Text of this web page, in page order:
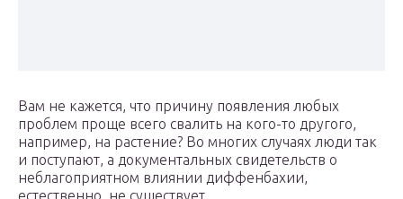
Вам не кажется, что причину появления любых
проблем проще всего свалить на кого-то другого,
например, на растение? Во многих случаях люди так
и поступают, а документальных свидетельств о
неблагоприятном влиянии диффенбахии,
естественно, не существует.